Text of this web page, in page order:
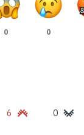
0 0
6 0